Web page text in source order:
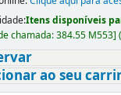
Itens disponíveis
chamada:384.55 M553]
ao seu